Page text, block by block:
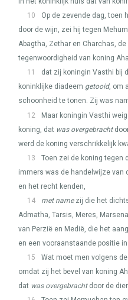
10
Op de zevende dag, toen
door de wijn, zei hij tegen
Abagtha, Zethar en Charchas,
tegenwoordigheid van koning
11
dat zij koningin Vasthi bij
koninklijke diadeem getooid, om
schoonheid te tonen. Zij was
12
Maar koningin Vasthi
koning, dat was overgebracht
werd de koning verschrikkelijk
13
Toen zei de koning tegen
immers was de handelwijze van
en het recht kenden,
14
met namezij die het
Admatha, Tarsis, Meres,
van Perzië en Medië, die het
en een vooraanstaande positie
15
Wat moet men volgens
omdat zij het bevel van koning
dat was overgebrachtdoor de